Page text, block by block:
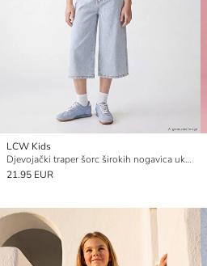
LCW Kids
Djevojački traper šorc širokih nogavica ukrašen kristalima
21.95 EUR